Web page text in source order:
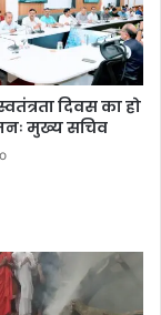
दिवस का हो
मुख्य सचिव